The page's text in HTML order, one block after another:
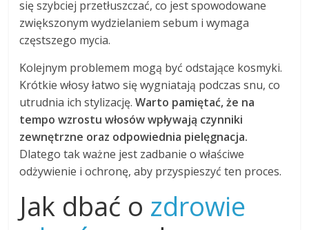
się szybciej przetłuszczać, co jest spowodowane
zwiększonym wydzielaniem sebum i wymaga
częstszego mycia.
Kolejnym problemem mogą być odstające kosmyki.
Krótkie włosy łatwo się wygniatają podczas snu, co
utrudnia ich stylizację.Warto pamiętać, że na
tempo wzrostu włosów wpływają czynniki
zewnętrzne oraz odpowiednia pielęgnacja.
Dlatego tak ważne jest zadbanie o właściwe
odżywienie i ochronę, aby przyspieszyć ten proces.
Jak dbać o zdrowie